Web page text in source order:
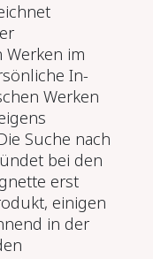
im
In-
Werken
Suche nach
bei den
erst
einigen
in der